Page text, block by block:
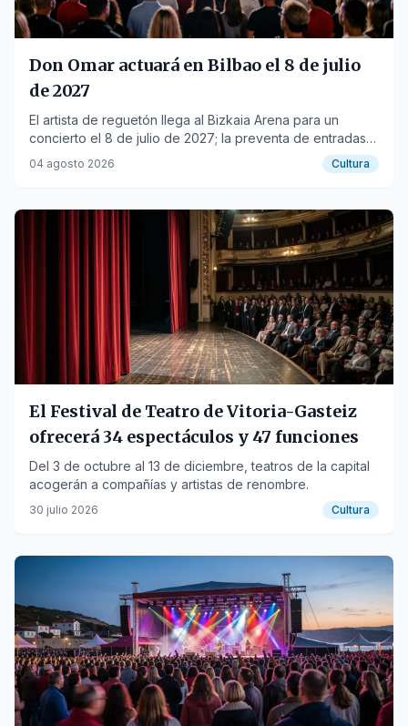
Don Omar actuará en Bilbao el 8 de julio
de 2027
El artista de reguetón llega al Bizkaia Arena para un
concierto el 8 de julio de 2027; la preventa de entradas
comienza el 4 de agosto.
04 agosto 2026 Cultura
El Festival de Teatro de Vitoria-Gasteiz
ofrecerá 34 espectáculos y 47 funciones
Del 3 de octubre al 13 de diciembre, teatros de la capital
acogerán a compañías y artistas de renombre.
30 julio 2026 Cultura